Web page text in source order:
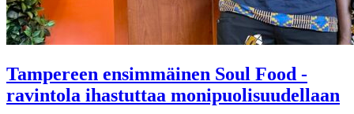
Tampereen ensimmäinen Soul Food -
ravintola ihastuttaa monipuolisuudellaan